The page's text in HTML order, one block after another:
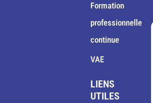
Formation
professionnelle
continue
VAE
LIENS
UTILES